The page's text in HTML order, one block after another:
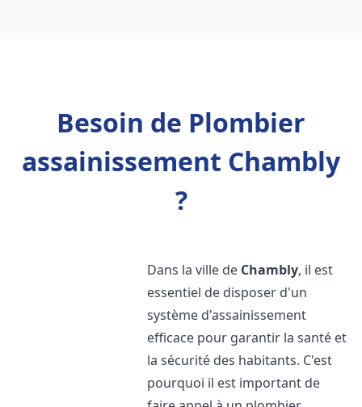
Besoin de Plombier
assainissement Chambly
?
Dans la ville de Chambly, il est
essentiel de disposer d'un
système d'assainissement
efficace pour garantir la santé et
la sécurité des habitants. C'est
pourquoi il est important de